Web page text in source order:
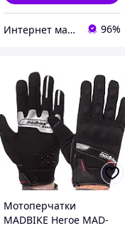
Интернет магазин SportOK 96%
Мотоперчатки
MADBIKE Heroe MAD-